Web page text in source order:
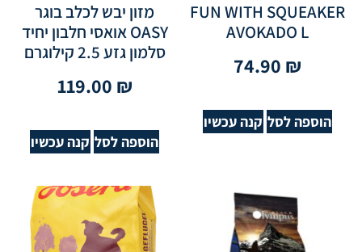
FUN WITH SQUEAKER
AVOKADO L
74.90 ₪
הוספה לסל קנה עכשיו
מזון יבש לכלב בוגר
OASY אואסי חלבון יחיד
סלמון גזע 2.5 קילוגרם
119.00 ₪
הוספה לסל קנה עכשיו